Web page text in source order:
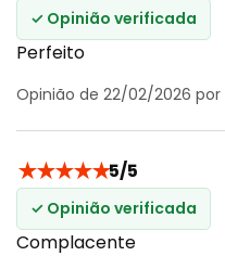
✓ Opinião verificada
Perfeito
Opinião de 22/02/2026 por
★★★★★5/5
✓ Opinião verificada
Complacente